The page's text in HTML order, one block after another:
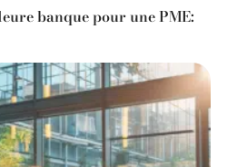
banque pour une PME: